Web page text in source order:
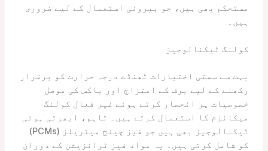
مستحکم بھی ہیں، جو بیرونی استعمال کے لیے ضروری
ہیں۔
کولنگ ٹیکنالوجیز
بہت سے سستی اختیارات ٹھنڈے درجہ حرارت کو برقرار
رکھنے کے لیے برف کے امتزاج اور باکس کی موصل
خصوصیات پر انحصار کرتے ہوئے غیر فعال کولنگ
میکانزم کا استعمال کرتے ہیں۔ تاہم، ابھرتی ہوئی
ٹیکنالوجیز بھی ہیں جو فیز چینج میٹریلز (PCMs)
کو شامل کرتی ہیں۔ یہ مواد فیز ٹرانزیشن کے دوران